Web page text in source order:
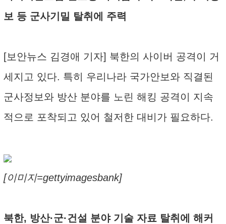
보 등 군사기밀 탈취에 주력
[보안뉴스 김경애 기자] 북한의 사이버 공격이 거
세지고 있다. 특히 우리나라 국가안보와 직결된
군사정보와 방산 분야를 노린 해킹 공격이 지속
적으로 포착되고 있어 철저한 대비가 필요하다.
[이미지=gettyimagesbank]
북한, 방산·군·건설 분야 기술 자료 탈취에 해커